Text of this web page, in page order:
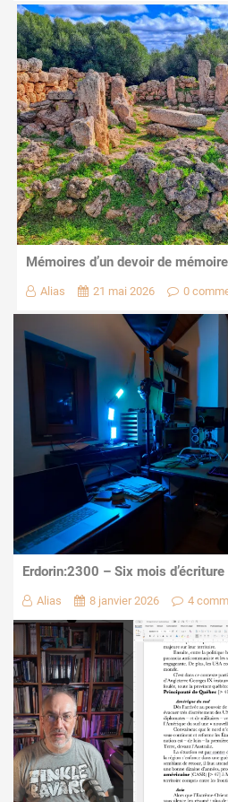
Mémoires d’un devoir de mémoire
Alias 21 mai 2026 0
Erdorin:2300 – Six mois
Alias 8 janvier 2026 4